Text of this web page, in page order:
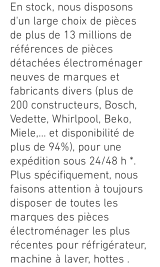
En stock, nous disposons
d'un large choix de pièces
de plus de 13 millions de
références de pièces
détachées électroménager
neuves de marques et
fabricants divers (plus de
200 constructeurs, Bosch,
Vedette, Whirlpool, Beko,
Miele,... et disponibilité de
plus de 94%), pour une
expédition sous 24/48 h *.
Plus spécifiquement, nous
faisons attention à toujours
disposer de toutes les
marques des pièces
électroménager les plus
récentes pour réfrigérateur,
machine à laver, hottes .